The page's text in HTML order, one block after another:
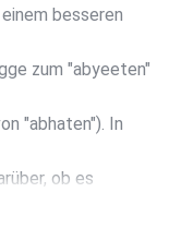
besseren
zum "abyeeten"
"abhaten"). In
ob es